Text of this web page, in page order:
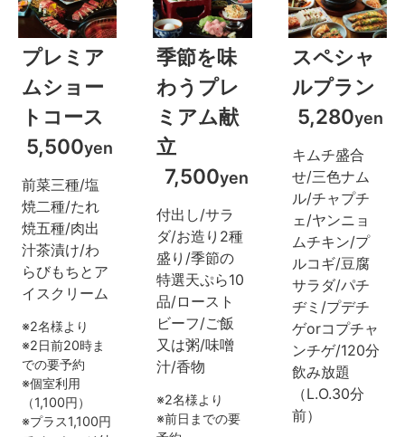
プレミア
ムショー
トコース
5,500yen
前菜三種/塩
焼二種/たれ
焼五種/肉出
汁茶漬け/わ
らびもちとア
イスクリーム
2名様より
2日前20時ま
での要予約
個室利用
（1,100円）
プラス1,100円
季節を味
わうプレ
ミアム献
立
7,500yen
付出し/サラ
ダ/お造り2種
盛り/季節の
特選天ぷら10
品/ロースト
ビーフ/ご飯
又は粥/味噌
汁/香物
2名様より
前日までの要
スペシャ
ルプラン
5,280yen
キムチ盛合
せ/三色ナム
ル/チャプチ
ェ/ヤンニョ
ムチキン/プ
ルコギ/豆腐
サラダ/パチ
ヂミ/プデチ
ゲorコプチャ
ンチゲ/120分
飲み放題
（L.O.30分
前）